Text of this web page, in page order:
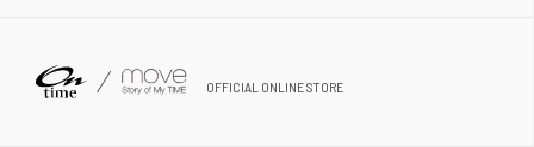
OFFICIAL ONLINE STORE